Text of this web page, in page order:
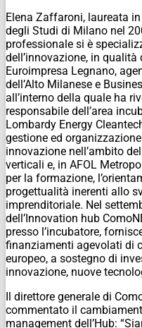
Elena Zaffaroni, laureata
degli Studi di Milano nel
professionale si è
dell’innovazione, in
Euroimpresa Legnano,
dell’Alto Milanese e
all’interno della quale ha
responsabile dell’area
Lombardy Energy
gestione ed
innovazione nell’ambito
verticali e, in AFOL
per la formazione,
progettualità inerenti allo
imprenditoriale. Nel
dell’Innovation hub
presso l’incubatore,
finanziamenti agevolati di
europeo, a sostegno di
innovazione, nuove
Il direttore generale di
commentato il
management dell’Hub: